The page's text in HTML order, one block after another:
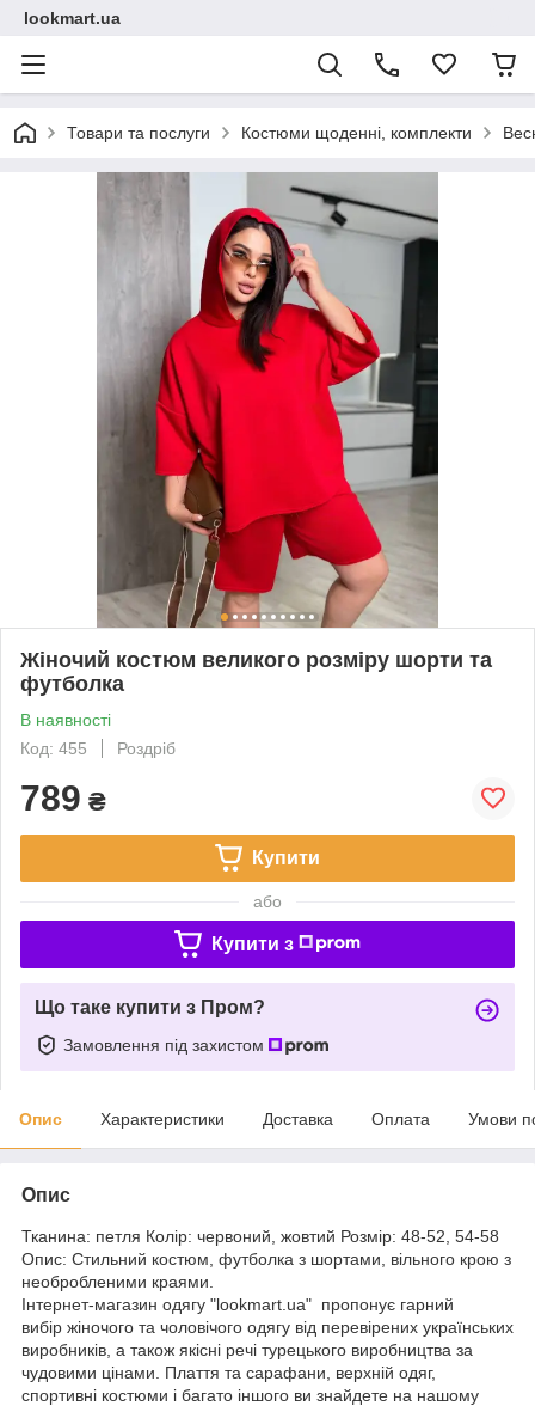
lookmart.ua
Товари та послуги Костюми щоденні, комплекти
Жіночий костюм великого розміру шорти та
футболка
В наявності
Код: 455
Роздріб
789 ₴
Купити
або
Купити з
Що таке купити з Пром?
Замовлення під захистом
Опис Характеристики Доставка Оплата Умови
Опис
Тканина: петля Колір: червоний, жовтий Розмір: 48-52, 54-58
Опис: Стильний костюм, футболка з шортами, вільного крою з
необробленими краями.
Інтернет-магазин одягу "lookmart.ua" пропонує гарний
вибір жіночого та чоловічого одягу від перевірених українських
виробників, а також якісні речі турецького виробництва за
чудовими цінами. Плаття та сарафани, верхній одяг,
спортивні костюми і багато іншого ви знайдете на нашому